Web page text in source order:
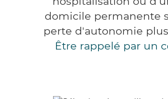
domicile permanente
perte d'autonomie
Être rappelé par un